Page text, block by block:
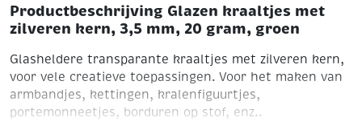
Productbeschrijving Glazen kraaltjes met
zilveren kern, 3,5 mm, 20 gram, groen
Glasheldere transparante kraaltjes met zilveren kern,
voor vele creatieve toepassingen. Voor het maken van
armbandjes, kettingen, kralenfiguurtjes,
portemonneetjes, borduren op stof, enz..